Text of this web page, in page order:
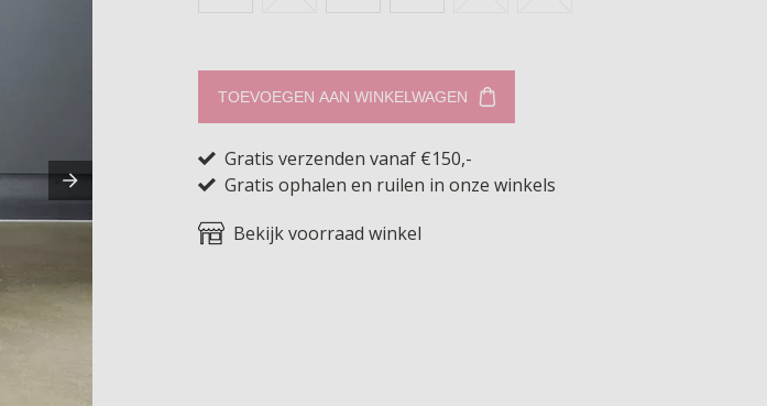
TOEVOEGEN AAN WINKELWAGEN
Gratis verzenden vanaf €150,-
Gratis ophalen en ruilen in onze winkels
Bekijk voorraad winkel